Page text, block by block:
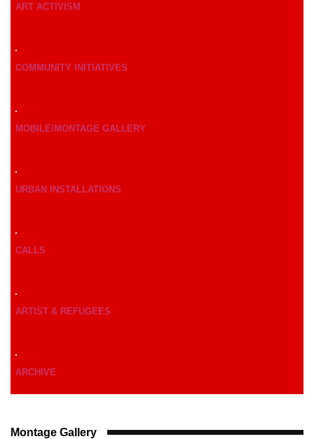
ART ACTIVISM
COMMUNITY INITIATIVES
MOBILE/MONTAGE GALLERY
URBAN INSTALLATIONS
CALLS
ARTIST & REFUGEES
ARCHIVE
Montage Gallery